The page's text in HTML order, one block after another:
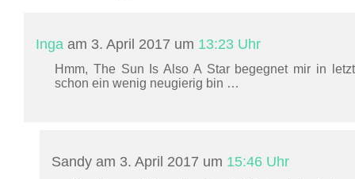
Inga am 3. April 2017 um 13:23 Uhr
Hmm, The Sun Is Also A Star begegnet mir in
schon ein wenig neugierig bin …
Sandy am 3. April 2017 um 15:46 Uhr